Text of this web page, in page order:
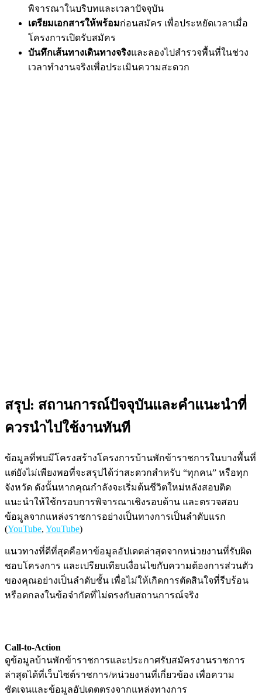
พิจารณาในบริบทและเวลาปัจจุบัน
เตรียมเอกสารให้พร้อมก่อนสมัคร เพื่อประหยัดเวลาเมื่อ
โครงการเปิดรับสมัคร
บันทึกเส้นทางเดินทางจริงและลองไปสำรวจพื้นที่ในช่วง
เวลาทำงานจริงเพื่อประเมินความสะดวก
สรุป: สถานการณ์ปัจจุบันและคำแนะนำที่
ควรนำไปใช้งานทันที
ข้อมูลที่พบมีโครงสร้างโครงการบ้านพักข้าราชการในบางพื้นที่
แต่ยังไม่เพียงพอที่จะสรุปได้ว่าสะดวกสำหรับ “ทุกคน” หรือทุก
จังหวัด ดังนั้นหากคุณกำลังจะเริ่มต้นชีวิตใหม่หลังสอบติด
แนะนำให้ใช้กรอบการพิจารณาเชิงรอบด้าน และตรวจสอบ
ข้อมูลจากแหล่งราชการอย่างเป็นทางการเป็นลำดับแรก
(YouTube, YouTube)
แนวทางที่ดีที่สุดคือหาข้อมูลอัปเดตล่าสุดจากหน่วยงานที่รับผิด
ชอบโครงการ และเปรียบเทียบเงื่อนไขกับความต้องการส่วนตัว
ของคุณอย่างเป็นลำดับชั้น เพื่อไม่ให้เกิดการตัดสินใจที่รีบร้อน
หรือตกลงในข้อจำกัดที่ไม่ตรงกับสถานการณ์จริง
Call-to-Action
ดูข้อมูลบ้านพักข้าราชการและประกาศรับสมัครงานราชการ
ล่าสุดได้ที่เว็บไซต์ราชการ/หน่วยงานที่เกี่ยวข้อง เพื่อความ
ชัดเจนและข้อมูลอัปเดตตรงจากแหล่งทางการ